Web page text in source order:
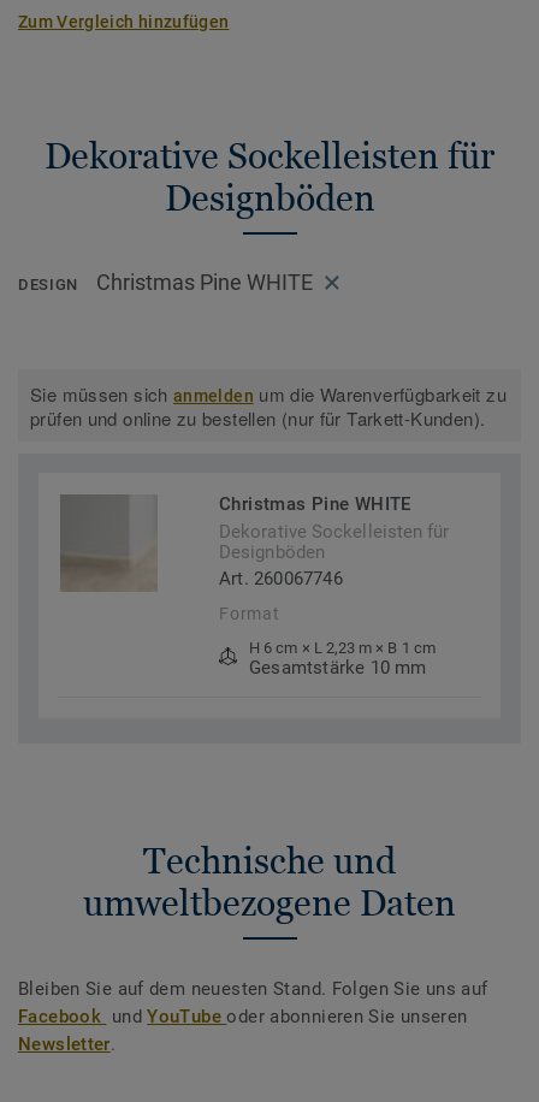
Zum Vergleich hinzufügen
Dekorative Sockelleisten für
Designböden
DESIGN Christmas Pine WHITE
Sie müssen sichanmelden um die Warenverfügbarkeit zu
prüfen und online zu bestellen (nur für Tarkett-Kunden).
Christmas Pine WHITE
Dekorative Sockelleisten für
Designböden
Art. 260067746
Format
H 6 cm × L 2,23 m × B 1 cm
Gesamtstärke 10 mm
Technische und
umweltbezogene Daten
Bleiben Sie auf dem neuesten Stand. Folgen Sie uns auf
Facebook undYouTubeoder abonnieren Sie unseren
Newsletter.